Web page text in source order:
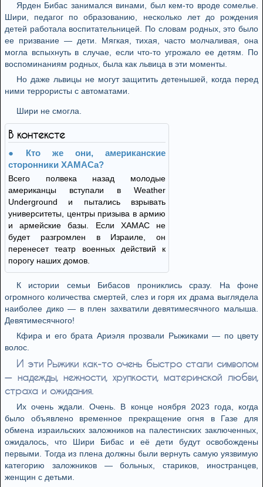
Ярден Бибас занимался винами, был кем-то вроде сомелье.
Шири, педагог по образованию, несколько лет до рождения
детей работала воспитательницей. По словам родных, это было
ее призвание — дети. Мягкая, тихая, часто молчаливая, она
могла вспыхнуть в случае, если что-то угрожало ее детям. По
воспоминаниям родных, была как львица в эти моменты.
Но даже львицы не могут защитить детенышей, когда перед
ними террористы с автоматами.
Шири не смогла.
В контексте
Кто же они, американские
сторонники ХАМАСа?
Всего полвека назад молодые
американцы вступали в Weather
Underground и пытались взрывать
университеты, центры призыва в армию
и армейские базы. Если ХАМАС не
будет разгромлен в Израиле, он
перенесет театр военных действий к
порогу наших домов.
К истории семьи Бибасов прониклись сразу. На фоне
огромного количества смертей, слез и горя их драма выглядела
наиболее дико — в плен захватили девятимесячного малыша.
Девятимесячного!
Кфира и его брата Ариэля прозвали Рыжиками — по цвету
волос.
И эти Рыжики как-то очень быстро стали символом
— надежды, нежности, хрупкости, материнской любви,
страха и ожидания.
Их очень ждали. Очень. В конце ноября 2023 года, когда
было объявлено временное прекращение огня в Газе для
обмена израильских заложников на палестинских заключенных,
ожидалось, что Шири Бибас и её дети будут освобождены
первыми. Тогда из плена должны были вернуть самую уязвимую
категорию заложников — больных, стариков, иностранцев,
женщин с детьми.